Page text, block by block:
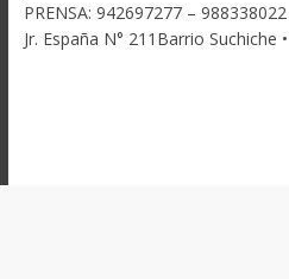
PRENSA: 942697277 – 988338022
Jr. España N° 211Barrio Suchiche